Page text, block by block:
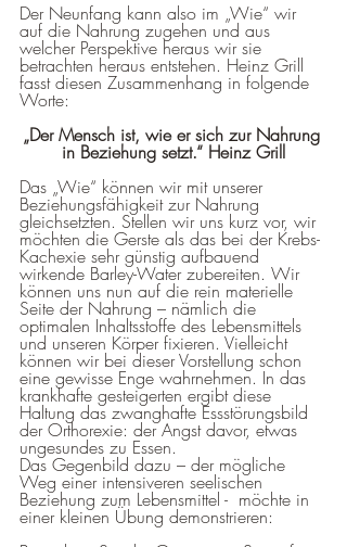
Der Neunfang kann also im „Wie“ wir
auf die Nahrung zugehen und aus
welcher Perspektive heraus wir sie
betrachten heraus entstehen. Heinz Grill
fasst diesen Zusammenhang in folgende
Worte:
„Der Mensch ist, wie er sich zur Nahrung
in Beziehung setzt.“ Heinz Grill
Das „Wie“ können wir mit unserer
Beziehungsfähigkeit zur Nahrung
gleichsetzten. Stellen wir uns kurz vor, wir
möchten die Gerste als das bei der Krebs-
Kachexie sehr günstig aufbauend
wirkende Barley-Water zubereiten. Wir
können uns nun auf die rein materielle
Seite der Nahrung – nämlich die
optimalen Inhaltsstoffe des Lebensmittels
und unseren Körper fixieren. Vielleicht
können wir bei dieser Vorstellung schon
eine gewisse Enge wahrnehmen. In das
krankhafte gesteigerten ergibt diese
Haltung das zwanghafte Essstörungsbild
der Orthorexie: der Angst davor, etwas
ungesundes zu Essen.
Das Gegenbild dazu – der mögliche
Weg einer intensiveren seelischen
Beziehung zum Lebensmittel -  möchte in
einer kleinen Übung demonstrieren: